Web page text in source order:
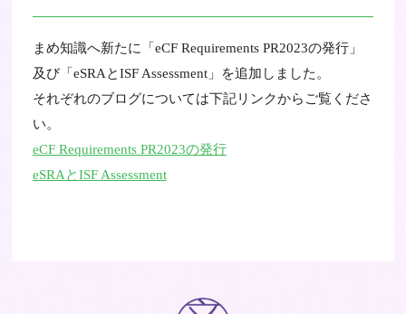
まめ知識へ新たに「eCF Requirements PR2023の発行」
及び「eSRAとISF Assessment」を追加しました。
それぞれのブログについては下記リンクからご覧くださ
い。
eCF Requirements PR2023の発行
eSRAとISF Assessment